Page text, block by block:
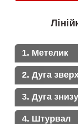
1. Метелик
2. Дуга
3. Дуга знизу
4. Штурвал